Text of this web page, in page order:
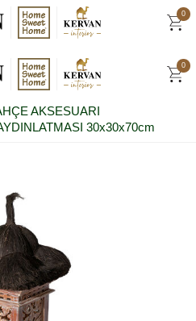
0
0
AKSESUARI
30x30x70cm